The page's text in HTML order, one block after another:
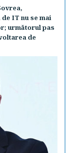
IT nu se mai
următorul pas
de